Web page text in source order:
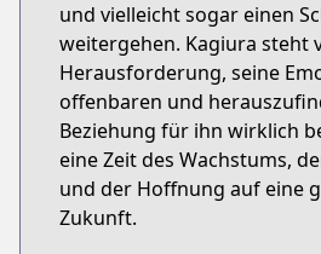
und vielleicht sogar einen
weitergehen. Kagiura steht
Herausforderung, seine
offenbaren und
Beziehung für ihn wirklich
eine Zeit des Wachstums,
und der Hoffnung auf eine
Zukunft.